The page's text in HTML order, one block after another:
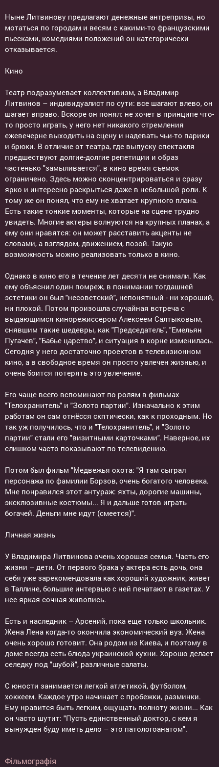
Ныне Литвинову предлагают денежные антрепризы, но
мотаться по городам и весям с какими-то французскими
пьесками, комедиями положений он категорически
отказывается.
Кино
Театр подразумевает коллективизм, а Владимир
Литвинов – индивидуалист по сути: все шагают влево, он
шагает вправо. Вскоре он понял: не хочет в принципе что-
то просто играть, у него нет никакого стремления
ежевечерне выходить на сцену и надевать чьи-то парики
и брюки. В отличие от театра, где выпуску спектакля
предшествуют долгие-долгие репетиции и образ
частенько "замыливается", в кино время съемок
ограничено. Здесь можно сконцентрироваться и сразу
ярко и интересно раскрыться даже в небольшой роли. К
тому же он понял, что ему не хватает крупного плана.
Есть такие тонкие моменты, которые на сцене трудно
увидеть. Многие актеры волнуются на крупных планах, а
ему они нравятся: он может расставить акценты не
словами, а взглядом, движением, позой. Такую
возможность можно реализовать только в кино.
Однако в кино его в течение лет десяти не снимали. Как
ему объяснил один помреж, в понимании тогдашней
эстетики он был "несоветский", непонятный - ни хороший,
ни плохой. Потом произошла случайная встреча с
выдающимся кинорежиссером Алексеем Салтыковым,
снявшим такие шедевры, как "Председатель", "Емельян
Пугачев", "Бабье царство", и ситуация в корне изменилась.
Сегодня у него достаточно проектов в телевизионном
кино, а в свободное время он просто увлечен жизнью, и
очень боится потерять это увлечение.
Его чаще всего вспоминают по ролям в фильмах
"Телохранитель" и "Золото партии". Изначально к этим
работам он сам отнёсся скптически, как к проходным. Но
так уж получилось, что и "Телохранитель", и "Золото
партии" стали его "визитными карточками". Наверное, их
слишком часто показывают по телевидению.
Потом был фильм "Медвежья охота: "Я там сыграл
персонажа по фамилии Борзов, очень богатого человека.
Мне понравился этот антураж: яхты, дорогие машины,
эксклюзивные костюмы... Я и дальше готов играть
богачей. Деньги мне идут (смеется)".
Личная жизнь
У Владимира Литвинова очень хорошая семья. Часть его
жизни – дети. От первого брака у актера есть дочь, она
себя уже зарекомендовала как хороший художник, живет
в Таллине, большие интервью с ней печатают в газетах. У
нее яркая сочная живопись.
Есть и наследник – Арсений, пока еще только школьник.
Жена Лена когда-то окончила экономический вуз. Жена
очень хорошо готовит. Она родом из Киева, и поэтому в
доме всегда есть блюда украинской кухни. Хорошо делает
селедку под "шубой", различные салаты.
С юности занимается легкой атлетикой, футболом,
хоккеем. Каждое утро начинает с пробежки, разминки.
Ему нравится быть легким, ощущать полноту жизни... Как
он часто шутит: "Пусть единственный доктор, с кем я
вынужден буду иметь дело – это патологоанатом".
Фільмографія